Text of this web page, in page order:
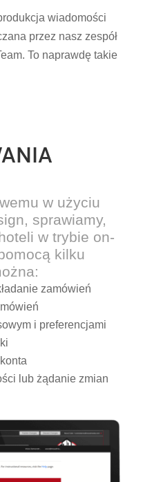
wiadomości
przez nasz zespół
To naprawdę takie
w użyciu
sprawiamy,
w trybie on-
kilku
zamówień
i preferencjami
lub żądanie zmian